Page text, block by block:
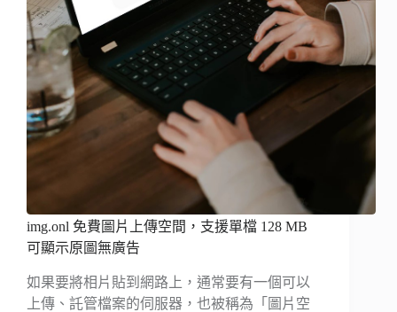
img.onl 免費圖片上傳空間，支援單檔 128 MB
可顯示原圖無廣告
如果要將相片貼到網路上，通常要有一個可以
上傳、託管檔案的伺服器，也被稱為「圖片空